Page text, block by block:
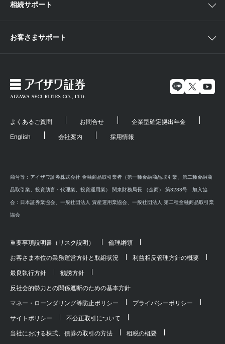
相続サポート
お客さまサポート
よくあるご質問 お問合せ 企業型確定拠出年金
English 会社案内 採用情報
商号等：アイザワ証券株式会社 金融商品取引業者（第一種金融商品取引業、第二種金融商
品取引業、投資助言・代理業、投資運用業） 関東財務局長 （金商） 第3283号 加入協
会：日本証券業協会、一般社団法人 資産運用業協会、一般社団法人 第二種金融商品取引業
協会
重要事項説明書（リスク説明） 倫理綱領
お客さま本位の業務運営方針と取組状況 利益相反管理方針の概要
最良執行方針 勧誘方針
反社会的勢力との関係遮断のための基本方針
マネー・ローンダリング等防止ポリシー プライバシーポリシー
サイトポリシー 不公正取引について
当社における株式、債券の取引の方法 租税の概要